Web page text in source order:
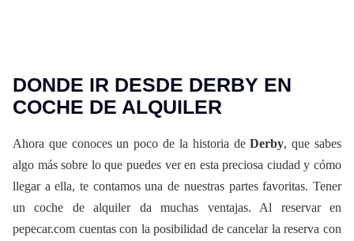
DONDE IR DESDE DERBY EN
COCHE DE ALQUILER
Ahora que conoces un poco de la historia deDerby, que sabes
algo más sobre lo que puedes ver en esta preciosa ciudad y cómo
llegar a ella, te contamos una de nuestras partes favoritas. Tener
un coche de alquiler da muchas ventajas. Al reservar en
pepecar.com cuentas con la posibilidad de cancelar la reserva con